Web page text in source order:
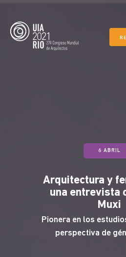
6 ABRIL
Arquitectura y
una entrevista
Muxi
Pionera en los
perspectiva de